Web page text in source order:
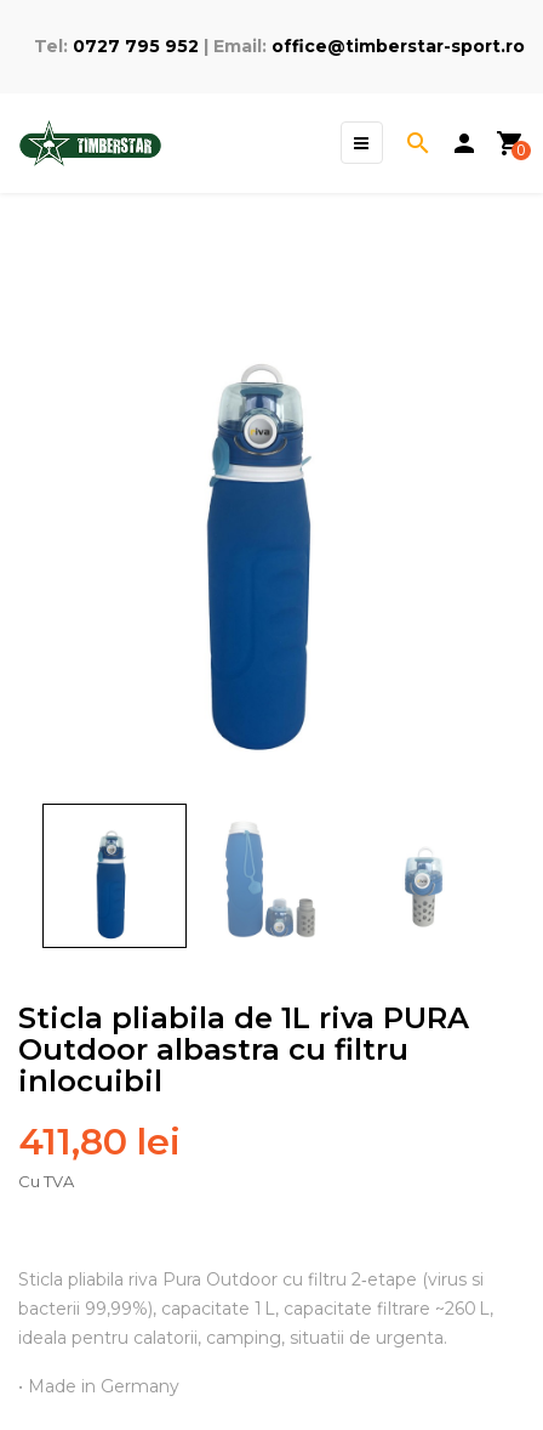
Tel: 0727 795 952 | Email: office@timberstar-sport.ro
Toggle
navigation
☰ search person shopping_cart
0
Sticla pliabila de 1L riva PURA
Outdoor albastra cu filtru
inlocuibil
411,80 lei
Cu TVA
Sticla pliabila riva Pura Outdoor cu filtru 2‑etape (virus si
bacterii 99,99%), capacitate 1 L, capacitate filtrare ~260 L,
ideala pentru calatorii, camping, situatii de urgenta.
• Made in Germany